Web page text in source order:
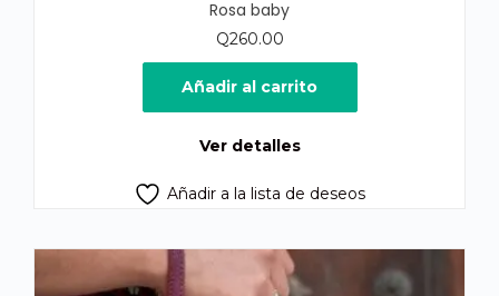
Rosa baby
Q260.00
Añadir al carrito
Ver detalles
Añadir a la lista de deseos